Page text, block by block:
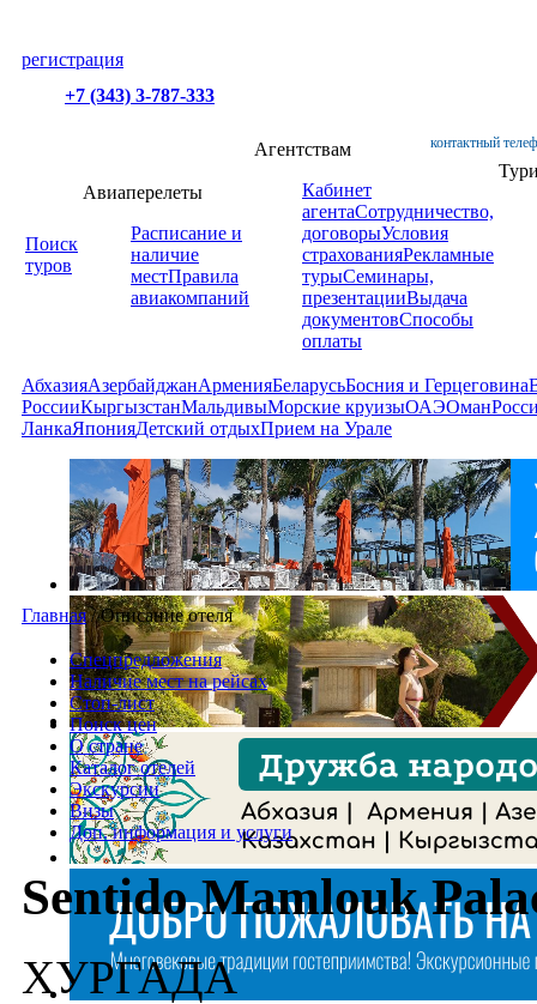
регистрация
+7 (343) 3-787-333
контактный
Поиск
туров
Авиаперелеты
Расписание и
наличие
местПравила
авиакомпаний
Агентствам
Кабинет
агентаСотрудничество,
договорыУсловия
страхованияРекламные
турыСеминары,
презентацииВыдача
документовСпособы
оплаты
АбхазияАзербайджанАрменияБеларусьБосния и Герцеговина
РоссииКыргызстанМальдивыМорские круизыОАЭОман
ЛанкаЯпонияДетский отдыхПрием на Урале
Главная /Описание отеля
Спецпредложения
Наличие мест на рейсах
Стоп-лист
Поиск цен
О стране
Каталог отелей
Экскурсии
Визы
Доп. информация и услуги
Sentido Mamlouk
ХУРГАДA